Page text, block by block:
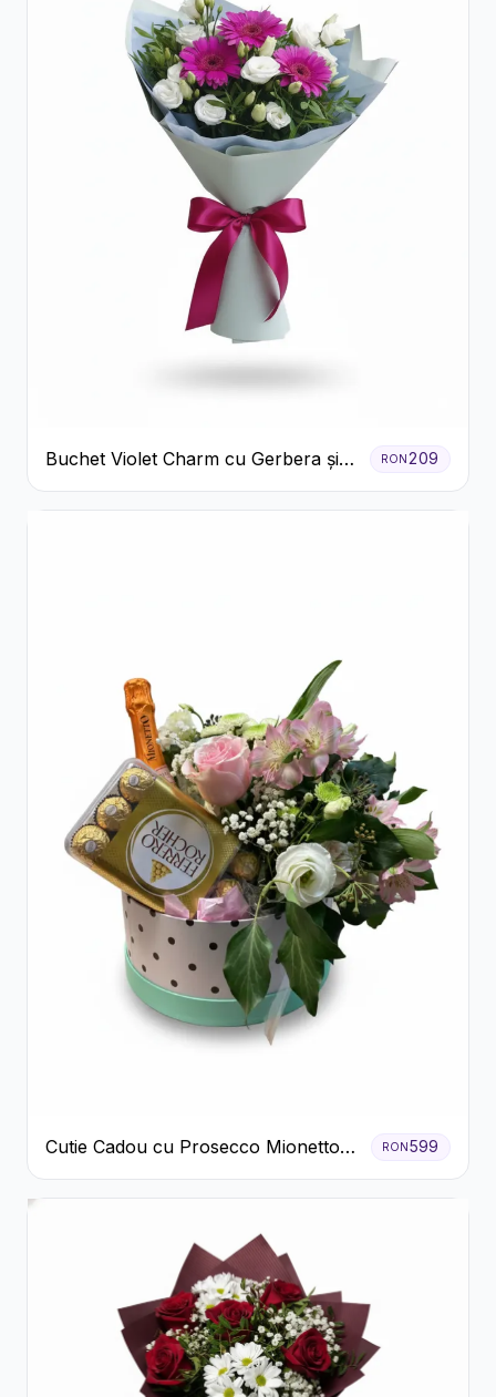
Buchet Violet Charm cu Gerbera și
Lisianthus Alb
RON209
Cutie Cadou cu Prosecco Mionetto
Ferrero Rocher și Flori Pastelate
RON599